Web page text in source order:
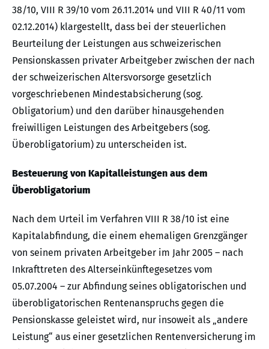
38/10, VIII R 39/10 vom 26.11.2014 und VIII R 40/11 vom
02.12.2014) klargestellt, dass bei der steuerlichen
Beurteilung der Leistungen aus schweizerischen
Pensionskassen privater Arbeitgeber zwischen der nach
der schweizerischen Altersvorsorge gesetzlich
vorgeschriebenen Mindestabsicherung (sog.
Obligatorium) und den darüber hinausgehenden
freiwilligen Leistungen des Arbeitgebers (sog.
Überobligatorium) zu unterscheiden ist.
Besteuerung von Kapitalleistungen aus dem
Überobligatorium
Nach dem Urteil im Verfahren VIII R 38/10 ist eine
Kapitalabfindung, die einem ehemaligen Grenzgänger
von seinem privaten Arbeitgeber im Jahr 2005 – nach
Inkrafttreten des Alterseinkünftegesetzes vom
05.07.2004 – zur Abfindung seines obligatorischen und
überobligatorischen Rentenanspruchs gegen die
Pensionskasse geleistet wird, nur insoweit als „andere
Leistung“ aus einer gesetzlichen Rentenversicherung im